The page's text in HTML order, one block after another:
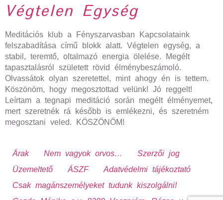
Végtelen Egység
Meditációs klub a Fényszarvasban Kapcsolataink
felszabadítása című blokk alatt. Végtelen egység, a
stabil, teremtő, oltalmazó energia ölelése. Megélt
tapasztalásról született rövid élménybeszámoló.
Olvassátok olyan szeretettel, mint ahogy én is tettem.
Köszönöm, hogy megosztottad velünk! Jó reggelt!
Leírtam a tegnapi meditáció során megélt élményemet,
mert szeretnék rá később is emlékezni, és szeretném
megosztani veled. KÖSZÖNÖM!
Árak Nem vagyok orvos…
Szerzői jog
Üzemeltető
ÁSZF
Adatvédelmi tájékoztató
Csak magánszemélyeket tudunk kiszolgálni!